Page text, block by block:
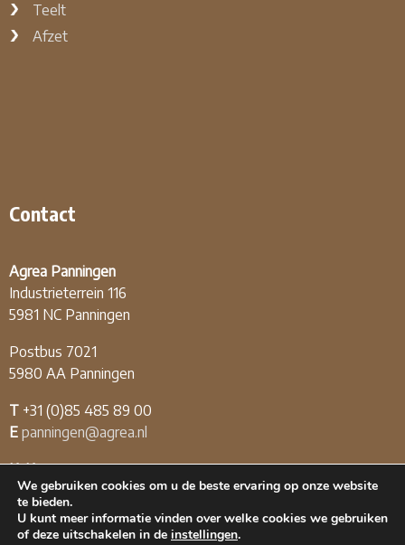
Teelt
Afzet
Contact
Agrea Panningen
Industrieterrein 116
5981 NC Panningen
Postbus 7021
5980 AA Panningen
T +31 (0)85 485 89 00
E panningen@agrea.nl
KvK12.04.03.09
BTWNL808226174B01
We gebruiken cookies om u de beste ervaring op onze website
te bieden.
U kunt meer informatie vinden over welke cookies we gebruiken
of deze uitschakelen in de instellingen.